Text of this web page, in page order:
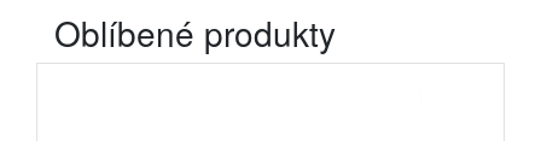
Oblíbené produkty